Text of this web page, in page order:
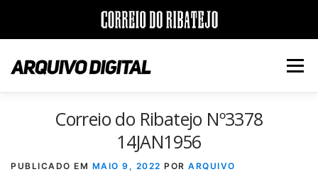
para
conteúdo
Menu
JORNAIS DÉCADAS
VERSÃO PDF E IMPRESSÃO
Correio do Ribatejo Nº3378
14JAN1956
PUBLICADO EM MAIO 9, 2022 POR ARQUIVO